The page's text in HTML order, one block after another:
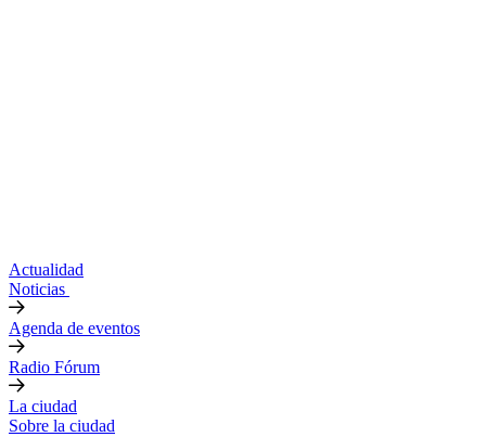
Actualidad
Noticias
Agenda de eventos
Radio Fórum
La ciudad
Sobre la ciudad